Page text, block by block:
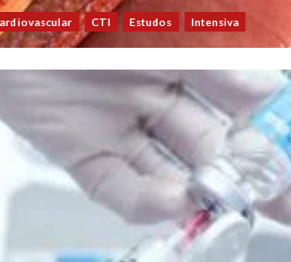
CTI Estudos Intensiva